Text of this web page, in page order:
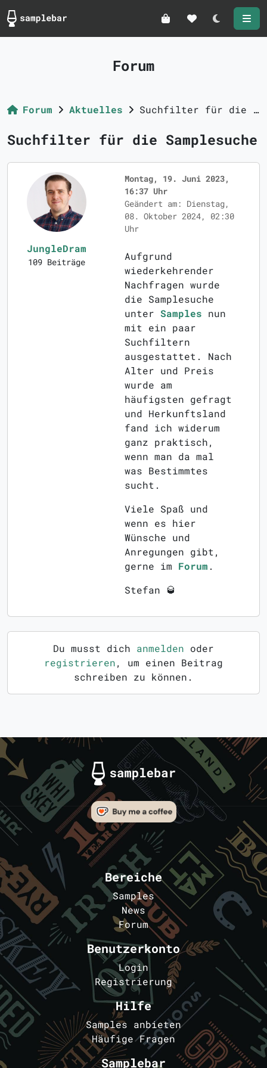
Darkmode
Forum
Forum Aktuelles Suchfilter für die Samplesuche
Suchfilter für die Samplesuche
JungleDram
109 Beiträge
Montag, 19. Juni 2023,
16:37 Uhr
Geändert am: Dienstag,
08. Oktober 2024, 02:30
Uhr
Aufgrund
wiederkehrender
Nachfragen wurde
die Samplesuche
unter Samples nun
mit ein paar
Suchfiltern
ausgestattet. Nach
Alter und Preis
wurde am
häufigsten gefragt
und Herkunftsland
fand ich widerum
ganz praktisch,
wenn man da mal
was Bestimmtes
sucht.
Viele Spaß und
wenn es hier
Wünsche und
Anregungen gibt,
gerne im Forum .
Stefan 🥃
Du musst dich anmelden oder
registrieren, um einen Beitrag
schreiben zu können.
Bereiche
Samples
News
Forum
Benutzerkonto
Login
Registrierung
Hilfe
Samples anbieten
Häufige Fragen
Samplebar